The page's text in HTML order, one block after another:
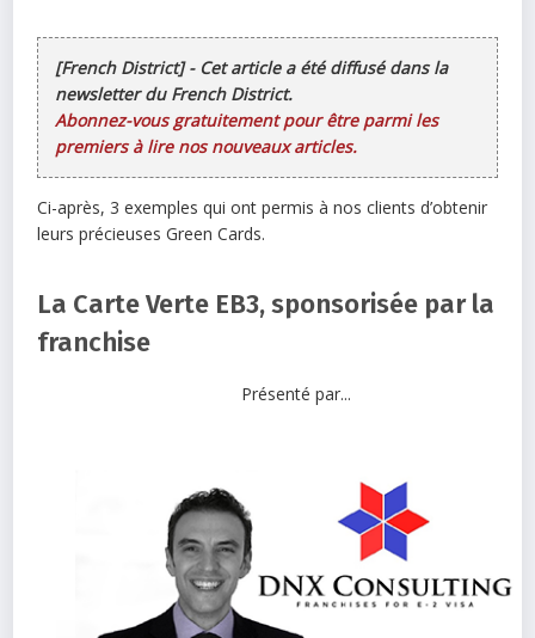
[French District] - Cet article a été diffusé dans la
newsletter du French District.
Abonnez-vous gratuitement pour être parmi les
premiers à lire nos nouveaux articles.
Ci-après, 3 exemples qui ont permis à nos clients d’obtenir
leurs précieuses Green Cards.
La Carte Verte EB3, sponsorisée par la
franchise
Présenté par...